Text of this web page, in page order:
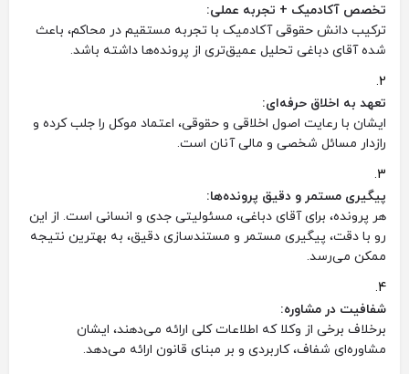
تخصص آکادمیک + تجربه عملی:
ترکیب دانش حقوقی آکادمیک با تجربه‌ مستقیم در محاکم، باعث
شده آقای دباغی تحلیل عمیق‌تری از پرونده‌ها داشته باشد.
تعهد به اخلاق حرفه‌ای:
ایشان با رعایت اصول اخلاقی و حقوقی، اعتماد موکل را جلب کرده و
رازدار مسائل شخصی و مالی آنان است.
پیگیری مستمر و دقیق پرونده‌ها:
هر پرونده، برای آقای دباغی، مسئولیتی جدی و انسانی است. از این
رو با دقت، پیگیری مستمر و مستندسازی دقیق، به بهترین نتیجه
ممکن می‌رسد.
شفافیت در مشاوره:
برخلاف برخی از وکلا که اطلاعات کلی ارائه می‌دهند، ایشان
مشاوره‌ای شفاف، کاربردی و بر مبنای قانون ارائه می‌دهد.